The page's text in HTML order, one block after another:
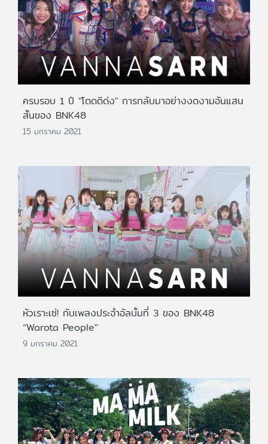
ครบรอบ 1 ปี "โดดดิด่ง" การกลับมาอย่างงดงามอันแสน
สั้นของ BNK48
15 มกราคม 2021
หัวเราะเซ่! กับเพลงประจำอัลบั้มที่ 3 ของ BNK48
“Warota People”
9 มกราคม 2021